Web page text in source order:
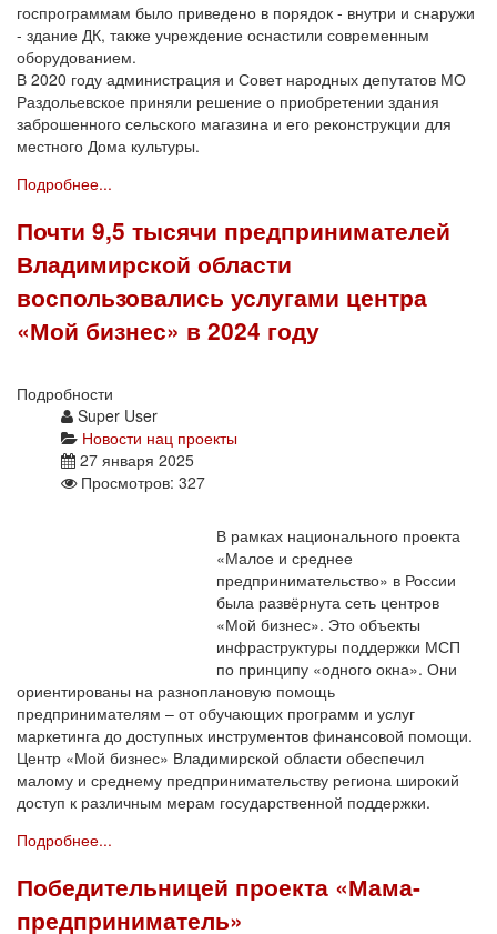
госпрограммам было приведено в порядок - внутри и снаружи
- здание ДК, также учреждение оснастили современным
оборудованием.
В 2020 году администрация и Совет народных депутатов МО
Раздольевское приняли решение о приобретении здания
заброшенного сельского магазина и его реконструкции для
местного Дома культуры.
Подробнее...
Почти 9,5 тысячи предпринимателей
Владимирской области
воспользовались услугами центра
«Мой бизнес» в 2024 году
Подробности
Super User
Новости нац проекты
27 января 2025
Просмотров: 327
В рамках национального проекта
«Малое и среднее
предпринимательство» в России
была развёрнута сеть центров
«Мой бизнес». Это объекты
инфраструктуры поддержки МСП
по принципу «одного окна». Они
ориентированы на разноплановую помощь
предпринимателям – от обучающих программ и услуг
маркетинга до доступных инструментов финансовой помощи.
Центр «Мой бизнес» Владимирской области обеспечил
малому и среднему предпринимательству региона широкий
доступ к различным мерам государственной поддержки.
Подробнее...
Победительницей проекта «Мама-
предприниматель»